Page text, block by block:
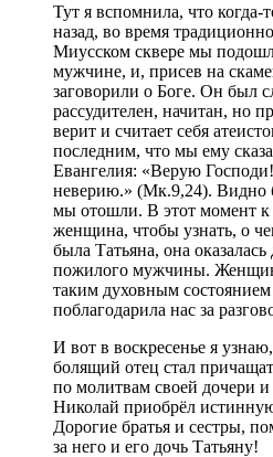
Тут я вспомнила, что когда-
назад, во время
Миусском сквере мы
мужчине, и, присев на
заговорили о Боге. Он был
рассудителен, начитан, но
верит и считает себя
последним, что мы ему
Евангелия: «Верую
неверию.» (Мк.9,24). Видно
мы отошли. В этот момент
женщина, чтобы узнать, о
была Татьяна, она
пожилого мужчины.
таким духовным
поблагодарила нас за
И вот в воскресенье я
болящий отец стал
по молитвам своей дочери
Николай приобрёл
Дорогие братья и сестры,
за него и его дочь Татьяну!